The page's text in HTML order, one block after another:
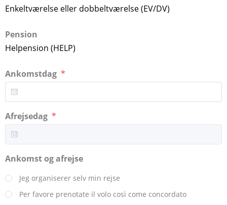
Enkeltværelse eller dobbeltværelse (EV/DV)
Pension
Helpension (HELP)
Ankomstdag
Afrejsedag
Ankomst og afrejse
Jeg organiserer selv min rejse
Per favore prenotate il volo così come concordato